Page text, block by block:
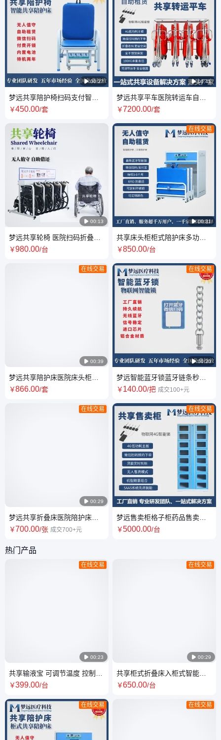
 00:27
梦远共享陪护椅扫码支付智能
锁蓝牙锁源头工厂店
￥450.00/套
 00:13
梦远共享轮椅 医院扫码折叠轮
椅 医院刚需收益稳定厂家直供
￥980.00/台
 00:39
在线交易
梦远共享陪护床医院床头柜可
折叠便携式加工
￥866.00/套
 00:29
在线交易
梦远共享折叠床医院陪护床折
叠扫码支付自主租赁
￥700.00/张 成交700+元
 00:41
梦远共享平车医院转运车自主
扫码租赁带4G智能锁
￥7200.00/套
 00:31
在线交易
共享床头柜柜式陪护床多功能
病房折叠支持定制
￥850.00/台
 00:20
在线交易
梦远智能蓝牙锁蓝牙链条秒借
秒还铝合金材质
￥140.00/把 成交100+元
在线交易
梦远售卖柜格子柜药品售卖机
自助售卖机医疗智能无人柜
￥5000.00/台
热门产品
 00:23
在线交易
共享输液宝 可调节温度 控制点
滴数 提醒换水 梦远销售
￥399.00/台
在线交易
 00:29
在线交易
共享柜式折叠床入柜式智能锁
扫码开锁陪护床
￥650.00/台
在线交易